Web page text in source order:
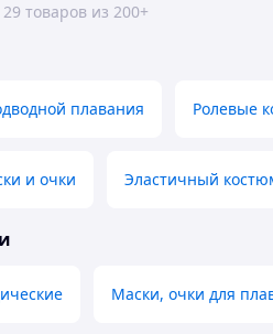
товаров из 200+
плавания Ролевые
и очки Эластичный
Маски, очки для